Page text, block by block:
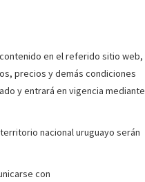
en el referido sitio web,
precios y demás condiciones
y entrará en vigencia mediante
nacional uruguayo serán
con